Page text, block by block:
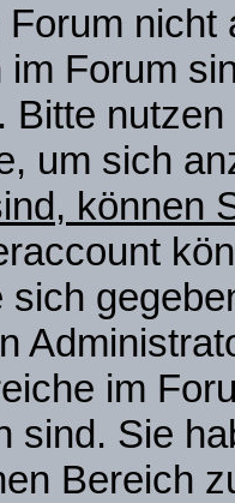
nicht
im Forum
Bitte
um sich
können
sich
im
sind. Sie
Bereich